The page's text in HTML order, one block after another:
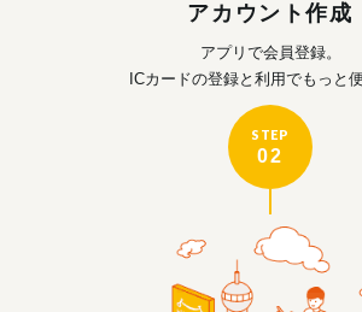
アカウント作成
アプリで会員登録。
ICカードの登録と利用でもっと
STEP
02